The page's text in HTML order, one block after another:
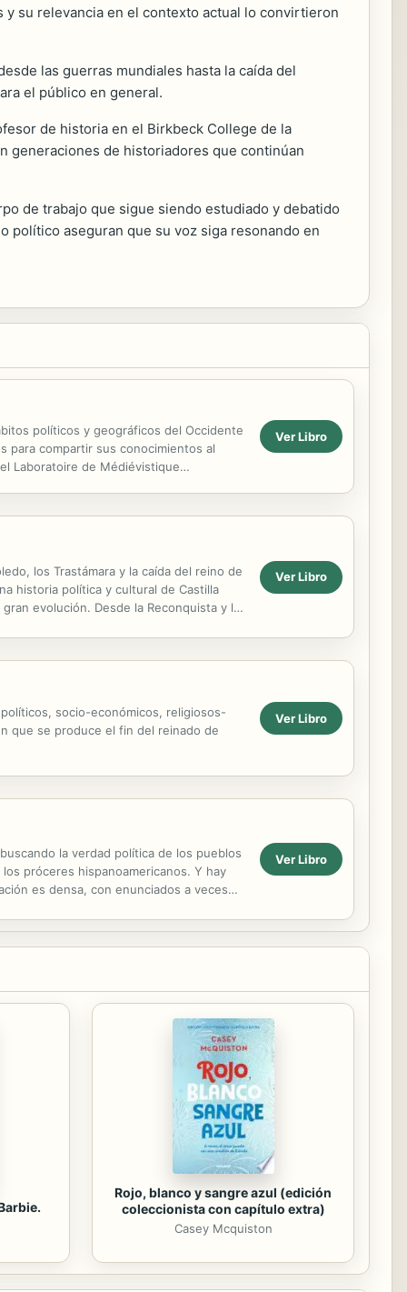
su relevancia en el contexto actual lo convirtieron
las guerras mundiales hasta la caída del
el público en general.
de historia en el Birkbeck College de la
generaciones de historiadores que continúan
de trabajo que sigue siendo estudiado y debatido
político aseguran que su voz siga resonando en
políticos y geográficos del Occidente
para compartir sus conocimientos al
Laboratoire de Médiévistique
Ver Libro
los Trastámara y la caída del reino de
historia política y cultural de Castilla
evolución. Desde la Reconquista y la
Ver Libro
socio-económicos, religiosos-
que se produce el fin del reinado de
Ver Libro
la verdad política de los pueblos
próceres hispanoamericanos. Y hay
es densa, con enunciados a veces
Ver Libro
Rojo, blanco y sangre azul (edición
coleccionista con capítulo extra)
Casey Mcquiston